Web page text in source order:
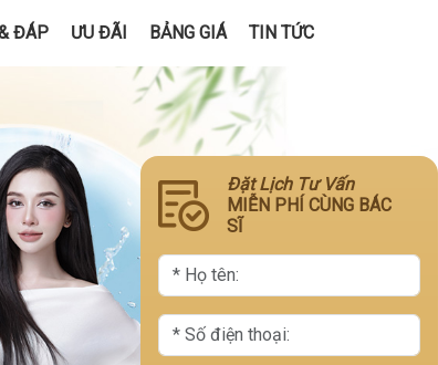
ĐÁP ƯU ĐÃI BẢNG GIÁ TIN TỨC
Đặt Lịch Tư Vấn
MIỄN PHÍ CÙNG BÁC
SĨ